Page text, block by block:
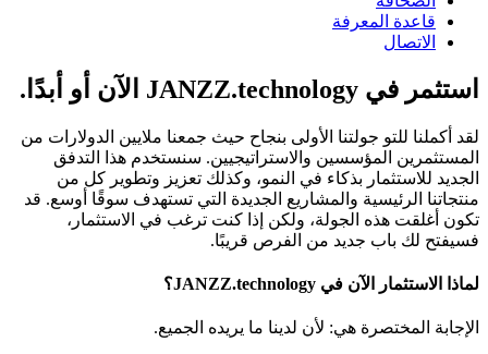
قاعدة المعرفة
الاتصال
استثمر في JANZZ.technology الآن أو أبدًا.
لقد أكملنا للتو جولتنا الأولى بنجاح حيث جمعنا ملايين الدولارات من
المستثمرين المؤسسين والاستراتيجيين. سنستخدم هذا التدفق
الجديد للاستثمار بذكاء في النمو، وكذلك تعزيز وتطوير كل من
منتجاتنا الرئيسية والمشاريع الجديدة التي تستهدف سوقًا أوسع. قد
تكون أغلقت هذه الجولة، ولكن إذا كنت ترغب في الاستثمار،
فسيفتح لك باب جديد من الفرص قريبًا.
لماذا الاستثمار الآن في JANZZ.technology؟
الإجابة المختصرة هي: لأن لدينا ما يريده الجميع.